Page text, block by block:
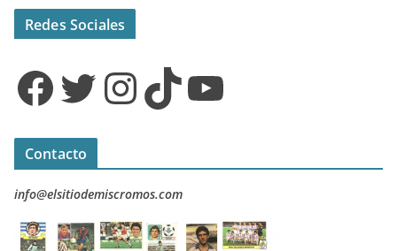
Redes Sociales
Facebook Twitter InstagramTikTok YouTube
Contacto
info@elsitiodemiscromos.com